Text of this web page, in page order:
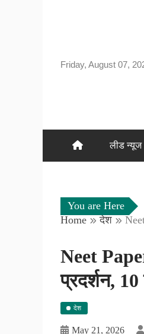
Friday, August 07,
लीड न्यूज
You are Here
Home
देश
Neet
प्रदर्शन, 10
देश
May 21, 2026